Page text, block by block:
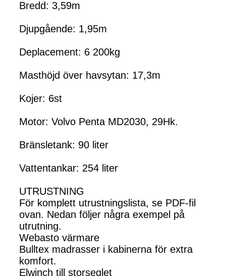
Bredd: 3,59m
Djupgående: 1,95m
Deplacement: 6 200kg
Masthöjd över havsytan: 17,3m
Kojer: 6st
Motor: Volvo Penta MD2030, 29Hk.
Bränsletank: 90 liter
Vattentankar: 254 liter
UTRUSTNING
För komplett utrustningslista, se PDF-fil
ovan. Nedan följer några exempel på
utrutning.
Webasto värmare
Bulltex madrasser i kabinerna för extra
komfort.
Elwinch till storseglet